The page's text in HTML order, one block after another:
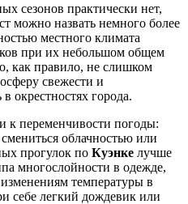
сезонов практически нет,
можно назвать немного более
местного климата
при их небольшом общем
как правило, не слишком
свежести и
окрестностях города.
к переменчивости погоды:
облачностью или
прогулок по Куэнке лучше
многослойности в одежде,
температуры в
себе легкий дождевик или